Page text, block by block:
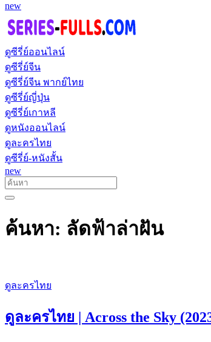
new
ดูซีรี่ย์ออนไลน์
ดูซีรี่ย์จีน
ดูซีรี่ย์จีน พากย์ไทย
ดูซีรี่ย์ญี่ปุ่น
ดูซีรี่ย์เกาหลี
ดูหนังออนไลน์
ดูละครไทย
ดูซีรี่ย์-หนังสั้น
new
ค้นหา: ลัดฟ้าล่าฝัน
ดูละครไทย
ดูละครไทย | Across the Sky